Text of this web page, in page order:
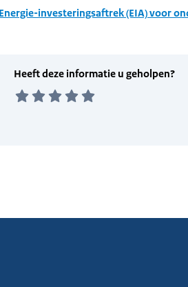
Energie-investeringsaftrek (EIA) voor